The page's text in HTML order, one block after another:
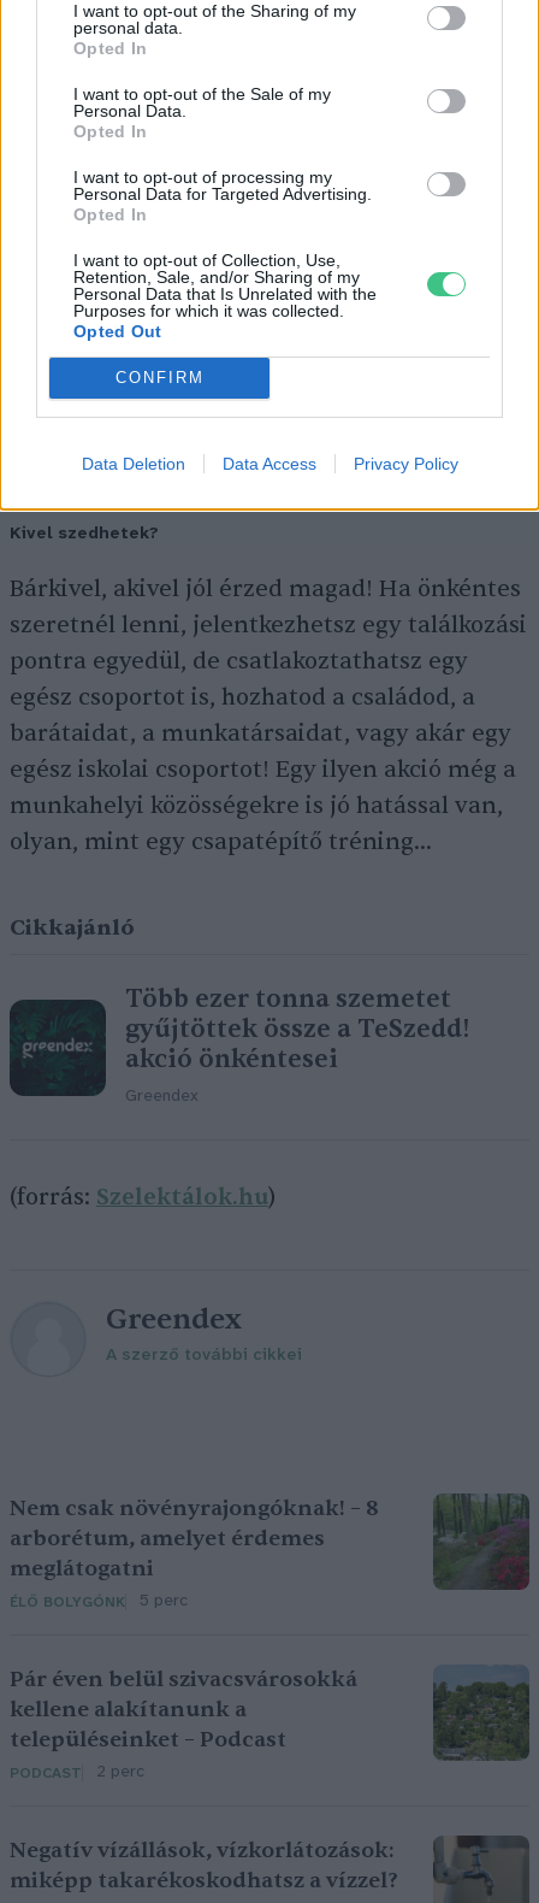
I want to opt-out of the Sharing of my
personal data.
Opted In
I want to opt-out of the Sale of my
Personal Data.
Opted In
I want to opt-out of processing my
Personal Data for Targeted Advertising.
Opted In
I want to opt-out of Collection, Use,
Retention, Sale, and/or Sharing of my
Personal Data that Is Unrelated with the
Purposes for which it was collected.
Opted Out
CONFIRM
Data Deletion Data Access Privacy Policy
Az összegyűjtött szemét elszállításáról és
ártalmatlanításáról mi gondoskodunk.
Mit vigyek magammal?
Olyan dolgokat, amelyekre szükséged lehet
allergia elleni gyógyszer, vagy más
gyógyszerek. Célszerű még magaddal vinni
kézfertőtlenítőt, azért, hogy amennyire csak
tudod, óvd magad a fertőzésektől! Kényelmes,
sportos, laza, zárt ruhában gyere, olyanban,
amilyenben jól érzed magad és nem ázol el!
Kivel szedhetek?
Bárkivel, akivel jól érzed magad! Ha önkéntes
szeretnél lenni, jelentkezhetsz egy találkozási
pontra egyedül, de csatlakoztathatsz egy
egész csoportot is, hozhatod a családod, a
barátaidat, a munkatársaidat, vagy akár egy
egész iskolai csoportot! Egy ilyen akció még a
munkahelyi közösségekre is jó hatással van,
olyan, mint egy csapatépítő tréning…
Cikkajánló
Több ezer tonna szemetet
gyűjtöttek össze a TeSzedd!
akció önkéntesei
Greendex
(forrás: Szelektálok.hu)
Greendex
A szerző további cikkei
Nem csak növényrajongóknak! – 8
arborétum, amelyet érdemes
meglátogatni
ÉLŐ BOLYGÓNK 5 perc
Pár éven belül szivacsvárosokká
kellene alakítanunk a
településeinket – Podcast
PODCAST 2 perc
Negatív vízállások, vízkorlátozások:
miképp takarékoskodhatsz a vízzel?